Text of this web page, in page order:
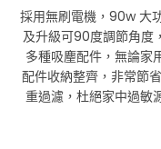
採用無刷電機，90w 大
及升級可90度調節角度
多種吸麈配件，無論家
配件收納整齊，非常節
重過濾，杜絕家中過敏